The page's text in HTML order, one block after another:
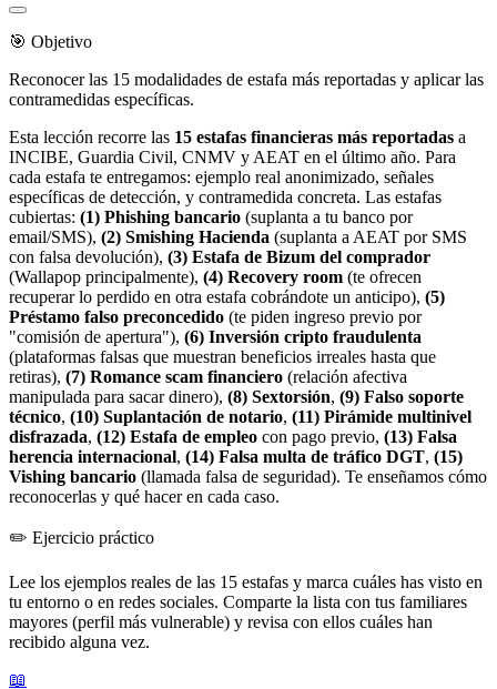
🎯 Objetivo
Reconocer las 15 modalidades de estafa más reportadas y aplicar las
contramedidas específicas.
Esta lección recorre las 15 estafas financieras más reportadas a
INCIBE, Guardia Civil, CNMV y AEAT en el último año. Para
cada estafa te entregamos: ejemplo real anonimizado, señales
específicas de detección, y contramedida concreta. Las estafas
cubiertas: (1) Phishing bancario (suplanta a tu banco por
email/SMS), (2) Smishing Hacienda (suplanta a AEAT por SMS
con falsa devolución), (3) Estafa de Bizum del comprador
(Wallapop principalmente), (4) Recovery room (te ofrecen
recuperar lo perdido en otra estafa cobrándote un anticipo), (5)
Préstamo falso preconcedido (te piden ingreso previo por
"comisión de apertura"), (6) Inversión cripto fraudulenta
(plataformas falsas que muestran beneficios irreales hasta que
retiras), (7) Romance scam financiero (relación afectiva
manipulada para sacar dinero), (8) Sextorsión, (9) Falso soporte
técnico, (10) Suplantación de notario, (11) Pirámide multinivel
disfrazada, (12) Estafa de empleo con pago previo, (13) Falsa
herencia internacional, (14) Falsa multa de tráfico DGT, (15)
Vishing bancario (llamada falsa de seguridad). Te enseñamos cómo
reconocerlas y qué hacer en cada caso.
✏️ Ejercicio práctico
Lee los ejemplos reales de las 15 estafas y marca cuáles has visto en
tu entorno o en redes sociales. Comparte la lista con tus familiares
mayores (perfil más vulnerable) y revisa con ellos cuáles han
recibido alguna vez.
📖